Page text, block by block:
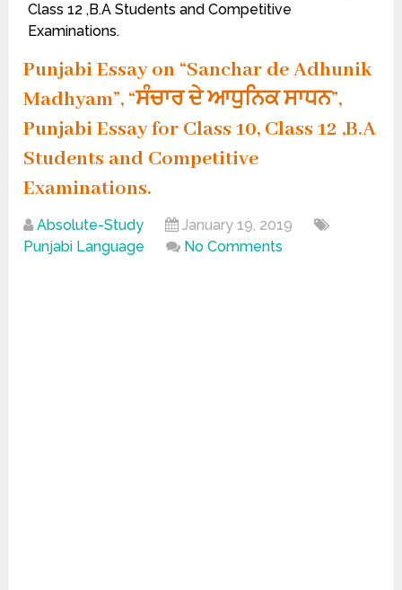
Class 12 ,B.A Students and Competitive
Examinations.
Punjabi Essay on “Sanchar de Adhunik
Madhyam”, “ਸੰਚਾਰ ਦੇ ਆਧੁਨਿਕ ਸਾਧਨ”,
Punjabi Essay for Class 10, Class 12 ,B.A
Students and Competitive
Examinations.
Absolute-Study
January 19, 2019
Punjabi Language
No Comments